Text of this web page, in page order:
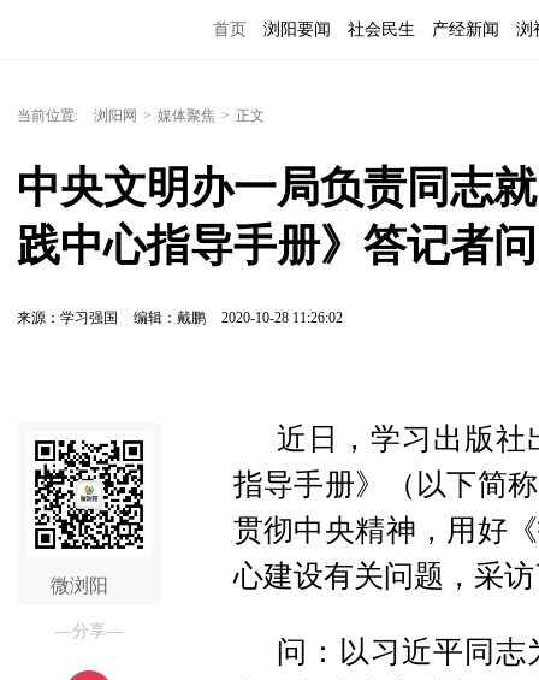
首页 浏阳要闻 社会民生 产经新闻 浏
当前位置: 浏阳网 > 媒体聚焦 > 正文
中央文明办一局负责同志
践中心指导手册》答记者问
来源：学习强国 编辑：戴鹏 2020-10-28 11:26:02
微浏阳
—分享—
近日，学习出版社
指导手册》（以下简
贯彻中央精神，用好
心建设有关问题，采
问：以习近平同